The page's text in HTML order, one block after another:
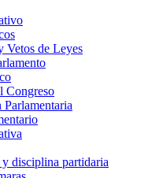
Vetos de Leyes
Congreso
Parlamentaria
disciplina partidaria